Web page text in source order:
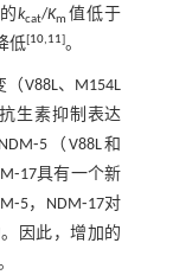
kcat/Km 值低于
低[10,11]。
V88L、M154L
生素抑制表达
（V88L和
具有一个新
，NDM⁃17对
因此，增加的